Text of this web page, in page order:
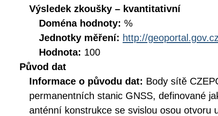
Výsledek zkoušky – kvantitativní
Doména hodnoty: %
Jednotky měření: http://
Hodnota: 100
Původ dat
Informace o původu dat: Body sítě
permanentních stanic GNSS, definované
anténní konstrukce se svislou osou otvoru